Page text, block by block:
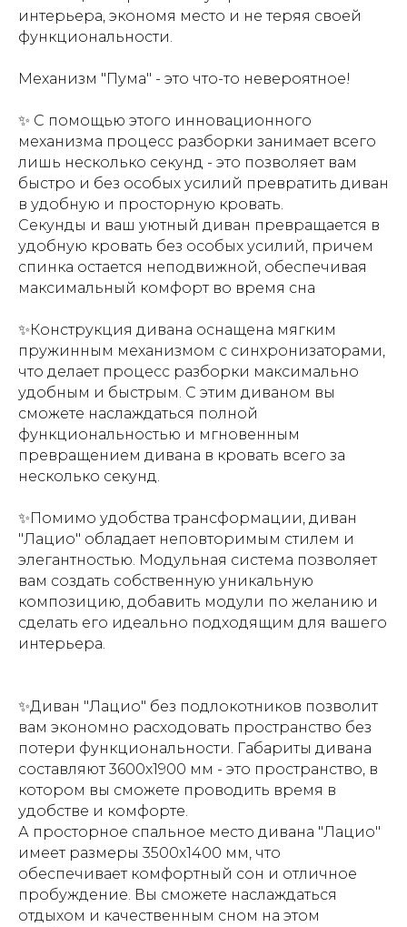
интерьера, экономя место и не теряя своей
функциональности.
Механизм "Пума" - это что-то невероятное!
✨ С помощью этого инновационного
механизма процесс разборки занимает всего
лишь несколько секунд - это позволяет вам
быстро и без особых усилий превратить диван
в удобную и просторную кровать.
Секунды и ваш уютный диван превращается в
удобную кровать без особых усилий, причем
спинка остается неподвижной, обеспечивая
максимальный комфорт во время сна
✨Конструкция дивана оснащена мягким
пружинным механизмом с синхронизаторами,
что делает процесс разборки максимально
удобным и быстрым. С этим диваном вы
сможете наслаждаться полной
функциональностью и мгновенным
превращением дивана в кровать всего за
несколько секунд.
✨Помимо удобства трансформации, диван
"Лацио" обладает неповторимым стилем и
элегантностью. Модульная система позволяет
вам создать собственную уникальную
композицию, добавить модули по желанию и
сделать его идеально подходящим для вашего
интерьера.
✨Диван "Лацио" без подлокотников позволит
вам экономно расходовать пространство без
потери функциональности. Габариты дивана
составляют 3600х1900 мм - это пространство, в
котором вы сможете проводить время в
удобстве и комфорте.
А просторное спальное место дивана "Лацио"
имеет размеры 3500х1400 мм, что
обеспечивает комфортный сон и отличное
пробуждение. Вы сможете наслаждаться
отдыхом и качественным сном на этом